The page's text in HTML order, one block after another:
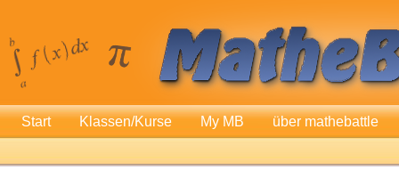
Start Klassen/Kurse My MB über mathebattle